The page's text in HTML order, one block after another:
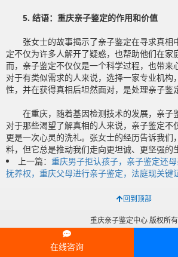
5. 结语：重庆亲子鉴定的作用和价值
张女士的故事揭示了亲子鉴定在寻求真相
定不仅为许多人解开了疑惑，也帮助他们在家
而，亲子鉴定不仅仅是一个科学过程，也带来
对于有类似需求的人来说，选择一家专业机构
性，并在获得真相后坦然面对，是处理亲子鉴
在重庆，随着基因检测技术的发展，亲子鉴
对于那些渴望了解真相的人来说，亲子鉴定不
更是一次心灵的洗礼。张女士的经历告诉我们
料，但它总是推动我们走向更坦诚、更坚强的
上一篇： 重庆男子拒认孩子，亲子鉴定还
抚养权，重庆父母进行亲子鉴定，法庭现关键
回到顶部
重庆亲子鉴定中心 版权所有
在线咨询